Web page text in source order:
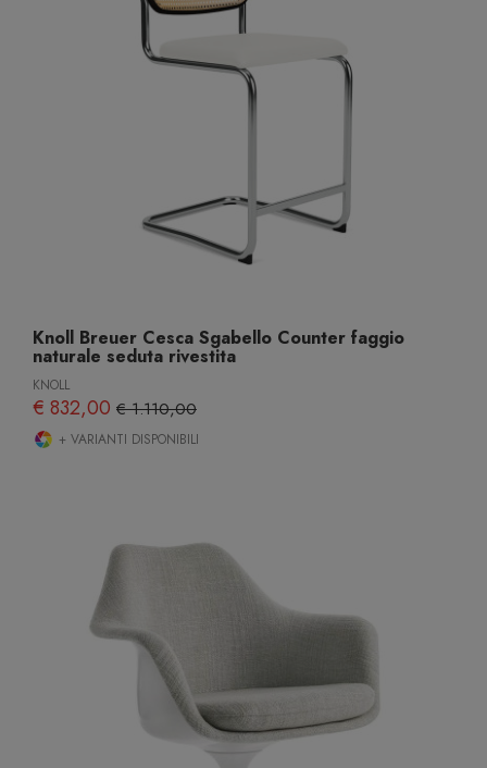
Knoll Breuer Cesca Sgabello Counter faggio
naturale seduta rivestita
KNOLL
€ 832,00 € 1.110,00
+ VARIANTI DISPONIBILI